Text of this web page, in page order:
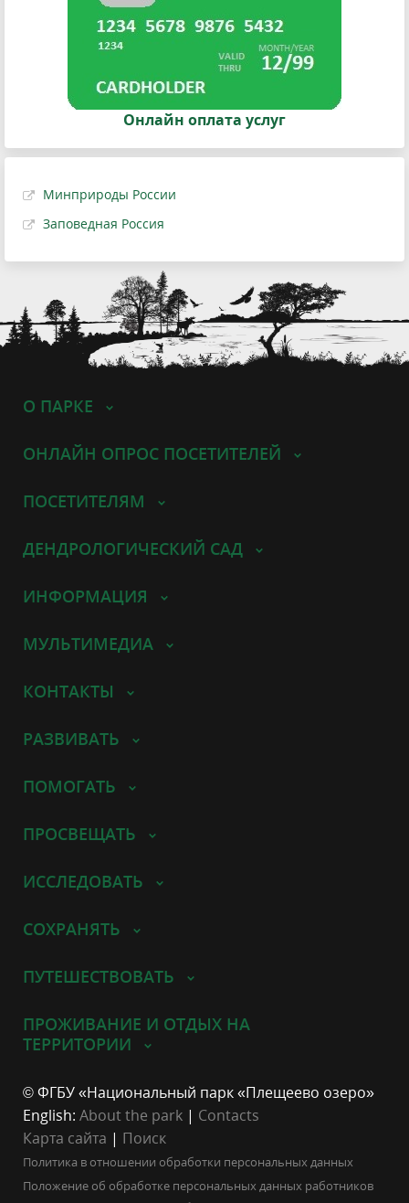
Онлайн оплата услуг
Минприроды России
Заповедная Россия
О ПАРКЕ
ОНЛАЙН ОПРОС ПОСЕТИТЕЛЕЙ
ПОСЕТИТЕЛЯМ
ДЕНДРОЛОГИЧЕСКИЙ САД
ИНФОРМАЦИЯ
МУЛЬТИМЕДИА
КОНТАКТЫ
РАЗВИВАТЬ
ПОМОГАТЬ
ПРОСВЕЩАТЬ
ИССЛЕДОВАТЬ
СОХРАНЯТЬ
ПУТЕШЕСТВОВАТЬ
ПРОЖИВАНИЕ И ОТДЫХ НА
ТЕРРИТОРИИ
© ФГБУ «Национальный парк «Плещеево озеро»
English: About the park | Contacts
Карта сайта | Поиск
Политика в отношении обработки персональных данных
Положение об обработке персональных данных работников